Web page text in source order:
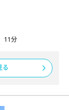
11分
る